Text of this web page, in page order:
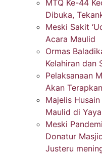
MTQ Ke-44
Dibuka,
Meski Sakit
Acara Maulid
Ormas
Kelahiran dan
Pelaksanaan
Akan
Majelis
Maulid di
Meski
Donatur
Justeru